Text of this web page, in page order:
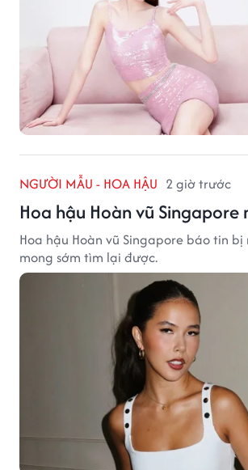
NGƯỜI MẪU - HOA HẬU 2 giờ trước
Hoa hậu Hoàn vũ Singapore
Hoa hậu Hoàn vũ Singapore báo tin
mong sớm tìm lại được.